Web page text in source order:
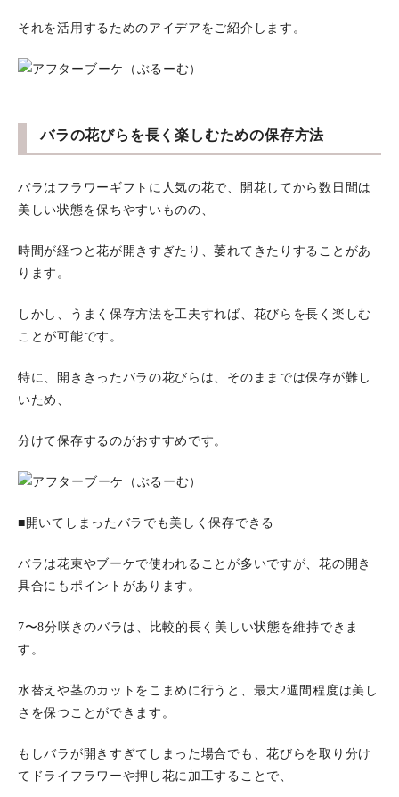
それを活用するためのアイデアをご紹介します。
バラの花びらを長く楽しむための保存方法
バラはフラワーギフトに人気の花で、開花してから数日間は
美しい状態を保ちやすいものの、
時間が経つと花が開きすぎたり、萎れてきたりすることがあ
ります。
しかし、うまく保存方法を工夫すれば、花びらを長く楽しむ
ことが可能です。
特に、開ききったバラの花びらは、そのままでは保存が難し
いため、
分けて保存するのがおすすめです。
■開いてしまったバラでも美しく保存できる
バラは花束やブーケで使われることが多いですが、花の開き
具合にもポイントがあります。
7〜8分咲きのバラは、比較的長く美しい状態を維持できま
す。
水替えや茎のカットをこまめに行うと、最大2週間程度は美し
さを保つことができます。
もしバラが開きすぎてしまった場合でも、花びらを取り分け
てドライフラワーや押し花に加工することで、